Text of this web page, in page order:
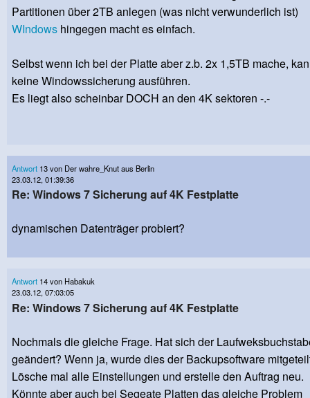
Partitionen über 2TB anlegen (was nicht verwunderlich ist)
WIndows hingegen macht es einfach.
Selbst wenn ich bei der Platte aber z.b. 2x 1,5TB mache,
keine Windowssicherung ausführen.
Es liegt also scheinbar DOCH an den 4K sektoren -.-
Antwort 13 von Der wahre_Knut aus Berlin
23.03.12, 01:39:36
Re: Windows 7 Sicherung auf 4K Festplatte
dynamischen Datenträger probiert?
Antwort 14 von Habakuk
23.03.12, 07:03:05
Re: Windows 7 Sicherung auf 4K Festplatte
Nochmals die gleiche Frage. Hat sich der
geändert? Wenn ja, wurde dies der Backupsoftware
Lösche mal alle Einstellungen und erstelle den Auftrag neu.
Könnte aber auch bei Segeate Platten das gleiche Problem